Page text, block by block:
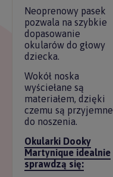
Neoprenowy pasek
pozwala na szybkie
dopasowanie
okularów do głowy
dziecka.
Wokół noska
wyściełane są
materiałem, dzięki
czemu są przyjemne
do noszenia.
Okularki Dooky
Martynique idealnie
sprawdzą się: